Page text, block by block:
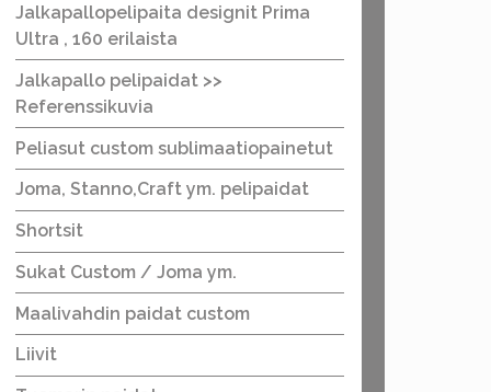
Jalkapallopelipaita designit Prima
Ultra , 160 erilaista
Jalkapallo pelipaidat >>
Referenssikuvia
Peliasut custom sublimaatiopainetut
Joma, Stanno,Craft ym. pelipaidat
Shortsit
Sukat Custom / Joma ym.
Maalivahdin paidat custom
Liivit